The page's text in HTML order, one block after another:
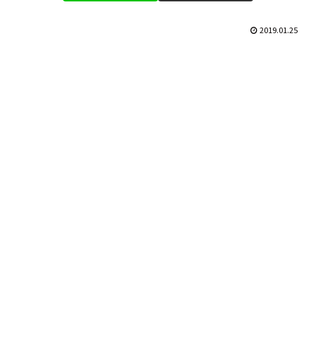
2019.01.25